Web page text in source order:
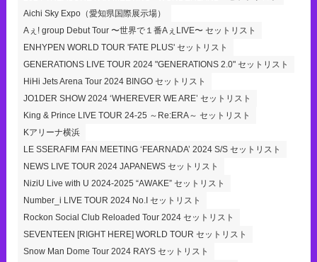
Aichi Sky Expo（愛知県国際展示場）
Aぇ! group Debut Tour 〜世界で１番AぇLIVE〜 セットリスト
ENHYPEN WORLD TOUR 'FATE PLUS' セットリスト
GENERATIONS LIVE TOUR 2024 "GENERATIONS 2.0" セットリスト
HiHi Jets Arena Tour 2024 BINGO セットリスト
JO1DER SHOW 2024 ‘WHEREVER WE ARE’ セットリスト
King & Prince LIVE TOUR 24-25 ～Re:ERA～ セットリスト
Kアリーナ横浜
LE SSERAFIM FAN MEETING ‘FEARNADA’ 2024 S/S セットリスト
NEWS LIVE TOUR 2024 JAPANEWS セットリスト
NiziU Live with U 2024-2025 “AWAKE” セットリスト
Number_i LIVE TOUR 2024 No.I セットリスト
Rockon Social Club Reloaded Tour 2024 セットリスト
SEVENTEEN [RIGHT HERE] WORLD TOUR セットリスト
Snow Man Dome Tour 2024 RAYS セットリスト